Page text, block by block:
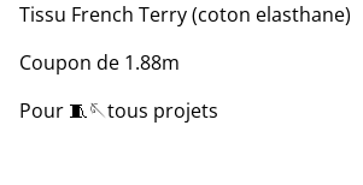
Tissu French Terry (coton elasthane)
Coupon de 1.88m
Pour 🧵🪡tous projets